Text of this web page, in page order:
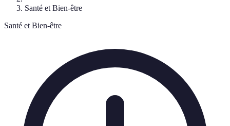
Santé et Bien-être
Santé et Bien-être